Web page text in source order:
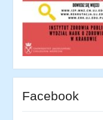
Facebook